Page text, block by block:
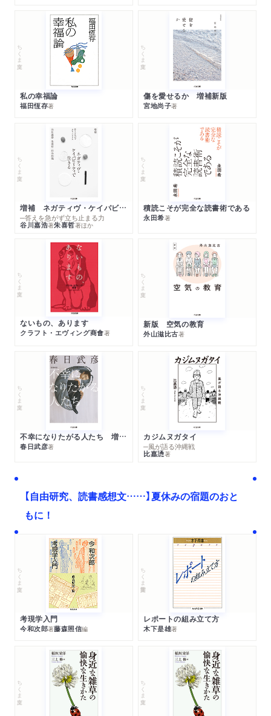
ちくま文庫
私の幸福論
福田恆存著
ちくま文庫
傷を愛せるか 増補新版
宮地尚子著
ちくま文庫
増補 ネガティヴ・ケイパビリティで生きる
─答えを急がず立ち止まる力
谷川嘉浩著朱喜哲著ほか
ちくま文庫
積読こそが完全な読書術である
永田希著
ちくま文庫
ないもの、あります
クラフト・エヴィング商會著
ちくま文庫
新版 空気の教育
外山滋比古著
ちくま文庫
不幸になりたがる人たち 増補新版
春日武彦著
ちくま文庫
カジムヌガタイ
─風が語る沖縄戦
比嘉慂著
【自由研究、読書感想文……】夏休みの宿題のおと
もに！
ちくま文庫
考現学入門
今和次郎著藤森照信編
ちくま学芸文庫
レポートの組み立て方
木下是雄著
ちくま文庫 ちくま文庫